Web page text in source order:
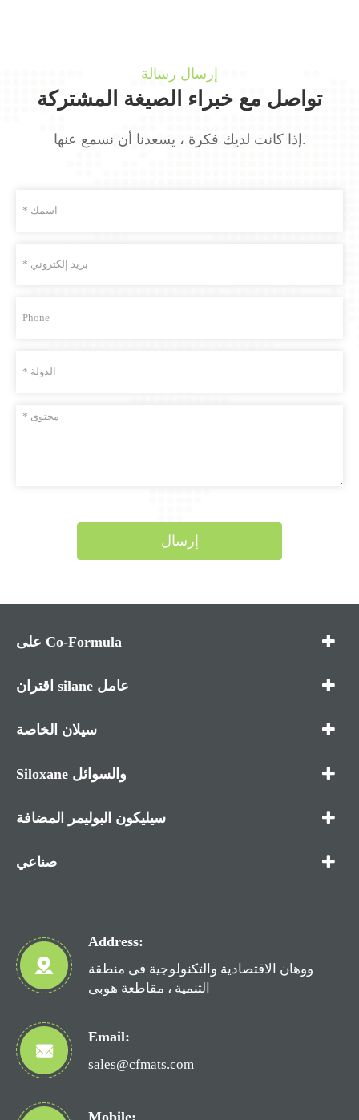
إرسال رسالة
تواصل مع خبراء الصيغة المشتركة
إذا كانت لديك فكرة ، يسعدنا أن نسمع عنها.
إرسال
على Co-Formula
اقتران silane عامل
سيلان الخاصة
Siloxane والسوائل
سيليكون البوليمر المضافة
صناعي
Address:
ووهان الاقتصادية والتكنولوجية فى منطقة
التنمية ، مقاطعة هوبى
Email:
sales@cfmats.com
Mobile: